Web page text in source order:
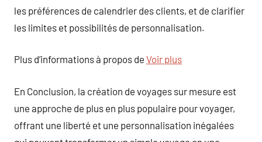
les préférences de calendrier des clients, et de clarifier
les limites et possibilités de personnalisation.
Plus d’informations à propos de Voir plus
En Conclusion, la création de voyages sur mesure est
une approche de plus en plus populaire pour voyager,
offrant une liberté et une personnalisation inégalées